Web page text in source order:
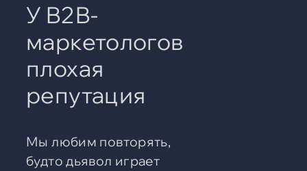
У B2B-
маркетологов
плохая
репутация
Мы любим повторять,
будто дьявол играет